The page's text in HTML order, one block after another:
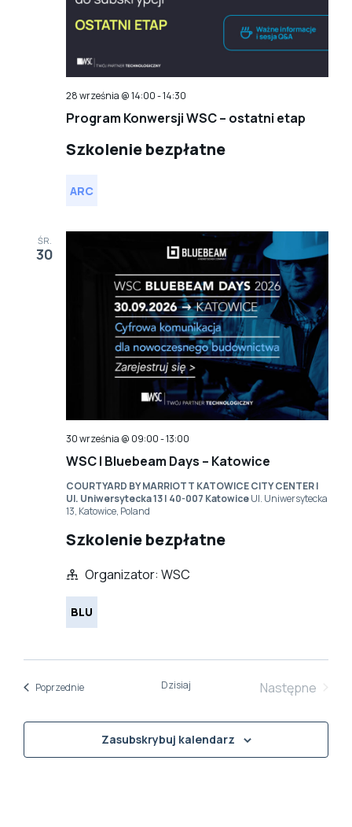
28 września @ 14:00-14:30
Program Konwersji WSC – ostatni etap
Szkolenie bezpłatne
ARC
ŚR.
30
30 września @ 09:00-13:00
WSC | Bluebeam Days – Katowice
COURTYARD BY MARRIOTT KATOWICE CITY CENTER |
Ul. Uniwersytecka 13 | 40-007 KatowiceUl. Uniwersytecka
13, Katowice, Poland
Szkolenie bezpłatne
Organizator: WSC
BLU
PoprzednieWydarzenia Dzisiaj
Następne
Zasubskrybuj kalendarz